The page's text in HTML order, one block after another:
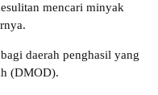
mencari minyak
daerah penghasil yang
(DMOD).